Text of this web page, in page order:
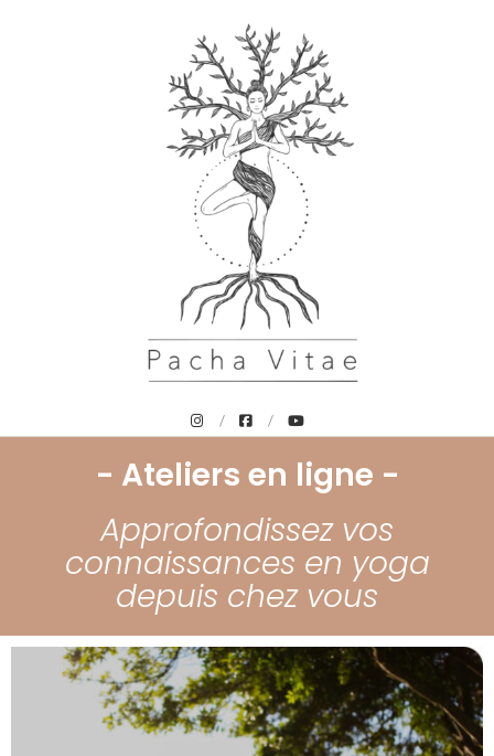
PachaVitae
Approfondissez vos
connaissances en yoga
depuis chez vous
- Ateliers en ligne -